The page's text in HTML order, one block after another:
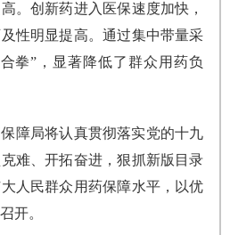
。创新药进入医保速度加快，
性明显提高。通过集中带量采
拳”，显著降低了群众用药负
障局将认真贯彻落实党的十九
难、开拓奋进，狠抓新版目录
人民群众用药保障水平，以优
开。